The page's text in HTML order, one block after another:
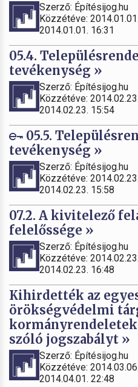
Szerző: Építésijog.hu
Közzétéve:
2014.01.01. 16:31
05.4.
tevékenység »
Szerző: Építésijog.hu
Közzétéve:
2014.02.23. 15:54
05.5.
tevékenység »
Szerző: Építésijog.hu
Közzétéve:
2014.02.23. 15:58
07.2. A kivitelező
felelőssége »
Szerző: Építésijog.hu
Közzétéve:
2014.02.23. 16:48
Kihirdették az
örökségvédelmi
szóló jogszabályt »
Szerző: Építésijog.hu
Közzétéve:
2014.04.01. 22:48